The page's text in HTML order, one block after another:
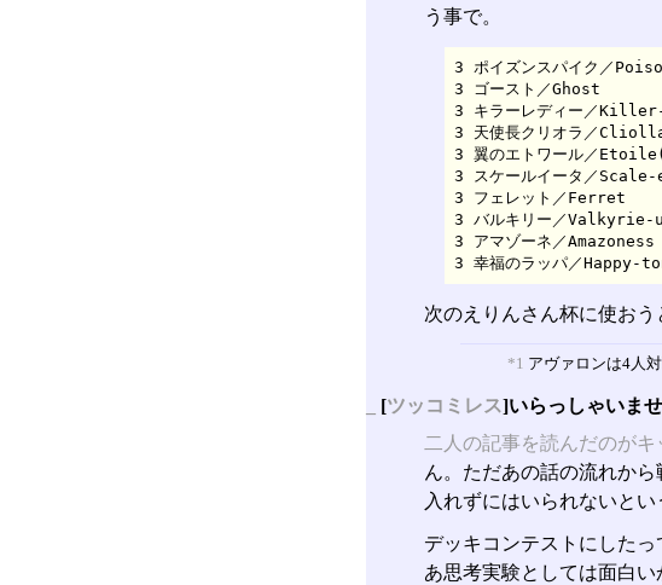
う事で。
3 ポイズンスパイク／
3 ゴースト／Ghost
3 キラーレディー／
3 天使長クリオラ／
3 翼のエトワール／
3 スケールイータ／
3 フェレット／Ferret
3 バルキリー／Valkyrie-
3 アマゾーネ／Amazoness
3 幸福のラッパ／Happy-
次のえりんさん杯に使お
*1 アヴァロンは4人
[ツッコミレス]いらっしゃいま
二人の記事を読んだのが
ん。ただあの話の流れか
入れずにはいられないとい
デッキコンテストにした
あ思考実験としては面白